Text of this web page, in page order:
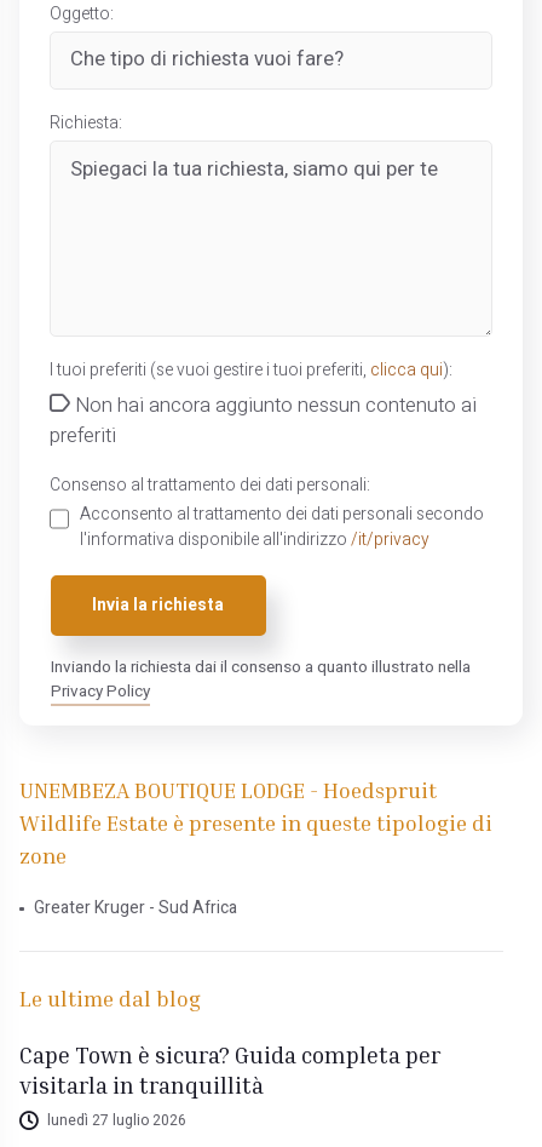
Oggetto:
Richiesta:
I tuoi preferiti (se vuoi gestire i tuoi preferiti, clicca qui):
Non hai ancora aggiunto nessun contenuto ai
preferiti
Consenso al trattamento dei dati personali:
Acconsento al trattamento dei dati personali secondo
l'informativa disponibile all'indirizzo /it/privacy
Invia la richiesta
Inviando la richiesta dai il consenso a quanto illustrato nella
Privacy Policy
UNEMBEZA BOUTIQUE LODGE - Hoedspruit
Wildlife Estate è presente in queste tipologie di
zone
Greater Kruger - Sud Africa
Le ultime dal blog
Cape Town è sicura? Guida completa per
visitarla in tranquillità
lunedì 27 luglio 2026